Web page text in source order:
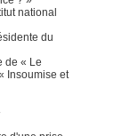
national
du
de « Le
Insoumise et